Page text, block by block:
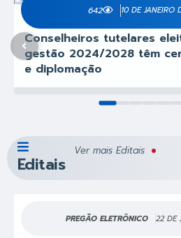
10 DE JANEIRO
Conselheiros tutelares
gestão 2024/2028 têm
e diplomação
642
Editais
Ver mais Editais
PREGÃO ELETRÔNICO 22 DE